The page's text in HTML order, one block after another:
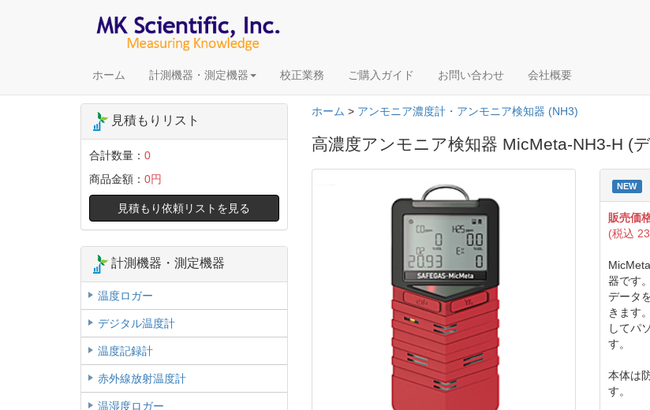
ホーム 計測機器・測定機器 校正業務 ご購入ガイド お問い合わせ 会社概要
ホーム > アンモニア濃度計・アンモニア検知器 (NH3)
高濃度アンモニア検知器 MicMeta-NH3-H (
NEW
販売価
(税込
器です
データ
きます
してパ
す。
本体は
す。
見積もりリスト
合計数量： 0
商品金額： 0円
見積もり依頼リストを見る
計測機器・測定機器
温度ロガー
デジタル温度計
温度記録計
赤外線放射温度計
温湿度ロガー